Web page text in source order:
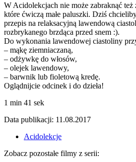
W Acidolekcjach nie może zabraknąć też
które ćwiczą małe paluszki. Dziś
przepis na relaksacyjną lawendową
rozbrykanego brzdąca przed snem :).
Do wykonania lawendowej ciastoliny
– mąkę ziemniaczaną,
– odżywkę do włosów,
– olejek lawendowy,
– barwnik lub fioletową kredę.
Oglądnijcie odcinek i do dzieła!
1 min 41 sek
Data publikacji: 11.08.2017
Acidolekcje
Zobacz pozostałe filmy z serii: